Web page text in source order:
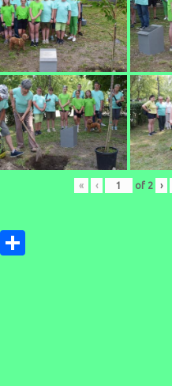
« ‹ of 2 ›
LinkedIn